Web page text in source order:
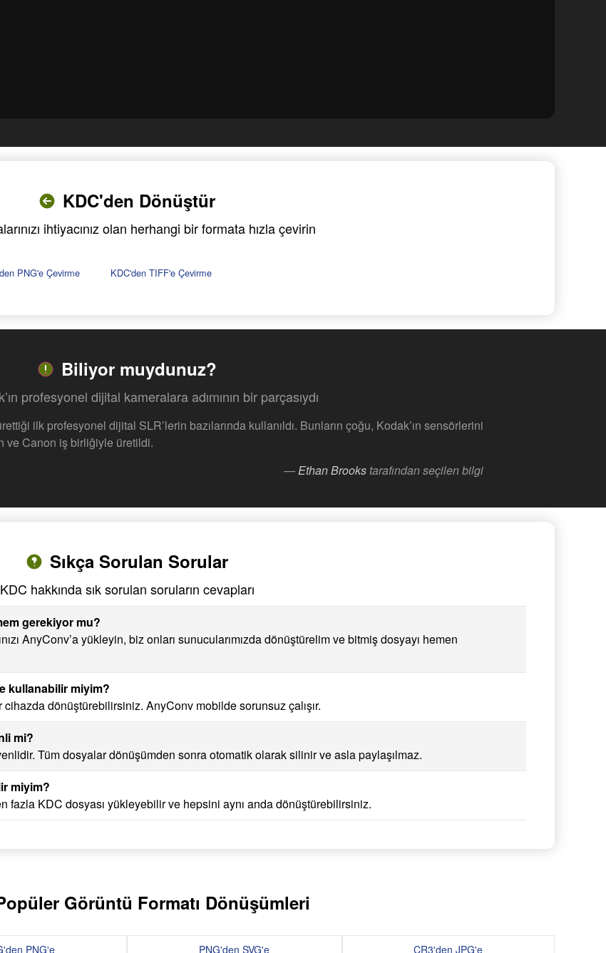
KDC'den Dönüştür
ihtiyacınız olan herhangi bir formata hızla çevirin
PNG'e Çevirme KDC'den TIFF'e Çevirme
Biliyor muydunuz?
profesyonel dijital kameralara adımının bir parçasıydı
ilk profesyonel dijital SLR’lerin bazılarında kullanıldı. Bunların çoğu, Kodak’ın sensörlerini
ve Canon iş birliğiyle üretildi.
—Ethan Brooks tarafından seçilen bilgi
Sıkça Sorulan Sorular
KDC hakkında sık sorulan soruların cevapları
gerekiyor mu?
AnyConv’a yükleyin, biz onları sunucularımızda dönüştürelim ve bitmiş dosyayı hemen
kullanabilir miyim?
dönüştürebilirsiniz. AnyConv mobilde sorunsuz çalışır.
mi?
Tüm dosyalar dönüşümden sonra otomatik olarak silinir ve asla paylaşılmaz.
miyim?
fazla KDC dosyası yükleyebilir ve hepsini aynı anda dönüştürebilirsiniz.
Görüntü Formatı Dönüşümleri
PNG'e PNG'den SVG'e CR3'den JPG'e